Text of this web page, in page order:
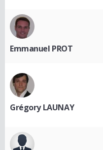
Emmanuel PROT
Grégory LAUNAY